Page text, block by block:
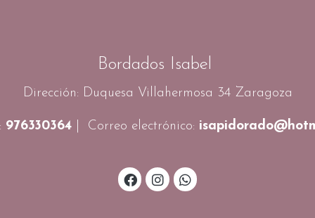
Bordados Isabel
Dirección: Duquesa Villahermosa 34 Zaragoza
976330364 | Correo electrónico: